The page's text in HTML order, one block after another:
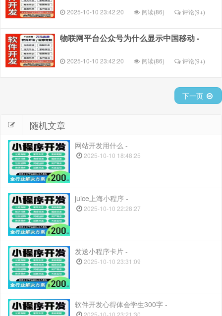
2025-10-10 23:42:20 阅读(86) 评论(9+)
物联网平台公众号为什么显示中国移动 -
2025-10-10 23:42:20 阅读(86) 评论(9+)
下一页
随机文章
网站开发用什么 -
2025-10-10 18:48:25
juice上海小程序 -
2025-10-10 22:28:27
发送小程序卡片 -
2025-10-10 23:31:09
软件开发心得体会学生300字 -
2025-10-10 23:21:30